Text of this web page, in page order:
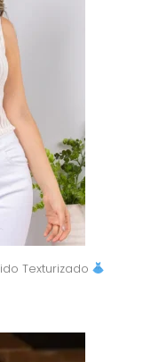
Texturizado